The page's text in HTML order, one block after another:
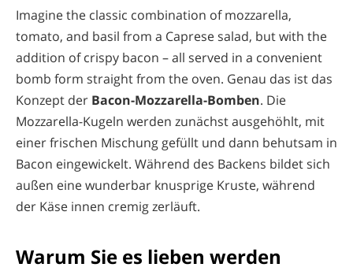
Imagine the classic combination of mozzarella,
tomato, and basil from a Caprese salad, but with the
addition of crispy bacon – all served in a convenient
bomb form straight from the oven. Genau das ist das
Konzept der Bacon-Mozzarella-Bomben. Die
Mozzarella-Kugeln werden zunächst ausgehöhlt, mit
einer frischen Mischung gefüllt und dann behutsam in
Bacon eingewickelt. Während des Backens bildet sich
außen eine wunderbar knusprige Kruste, während
der Käse innen cremig zerläuft.
Warum Sie es lieben werden